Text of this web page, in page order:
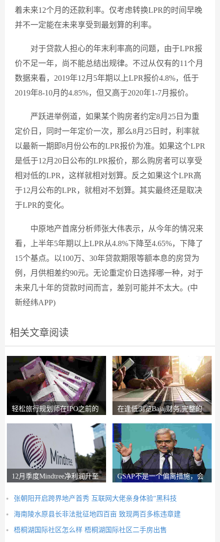
着未来12个月的还款利率。仅考虑转换LPR的时间早晚
并不一定能在未来享受到最划算的利率。
对于贷款人担心的年末利率高的问题，由于LPR报
价不足一年，尚不能总结出规律。不过从仅有的11个月
数据来看，2019年12月5年期以上LPR报价4.8%，低于
2019年8-10月的4.85%，但又高于2020年1-7月报价。
严跃进举例道，如果某个购房者约定8月25日为重
定价日，同时一年定价一次，那么8月25日时，利率就
以最新一期即8月份公布的LPR报价为准。如果这个LPR
是低于12月20日公布的LPR报价，那么购房者可以享受
相对低的LPR，这样就相对划算。反之如果这个LPR高
于12月公布的LPR，就相对不划算。其实最终还是取决
于LPR的变化。
中原地产首席分析师张大伟表示，从今年的情况来
看，上半年5年期以上LPR从4.8%下降至4.65%，下降了
15个基点。以100万、30年贷款期限等额本息的房贷为
例，月供相差约90元。无论重定价日选择哪一种，对于
未来几十年的贷款时间而言，差别可能并不太大。(中
新经纬APP)
相关文章阅读
轻松旅行规划师在IPO之前的
在逢低浏览Bajaj财务;完整的
12月季度Mindtree净利润升至
GSAP不是一个偏离措施，会
张朝阳开启跨界地产首秀 互联网大佬亲身体验“黑科技
海南陵水原县长非法批征地四百亩 致现两百多栋违章建
梧桐湖国际社区怎么样 梧桐湖国际社区二手房出售